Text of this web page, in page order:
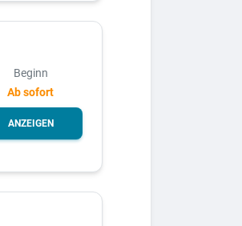
Beginn
Ab sofort
ANZEIGEN